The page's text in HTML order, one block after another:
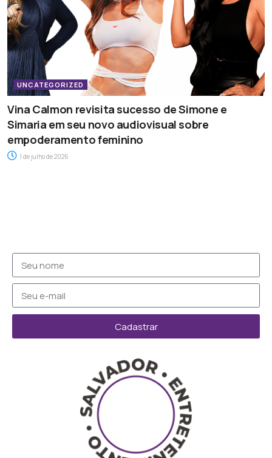
UNCATEGORIZED
Vina Calmon revisita sucesso de Simone e
Simaria em seu novo audiovisual sobre
empoderamento feminino
1 de julho de 2026
Cadastrar